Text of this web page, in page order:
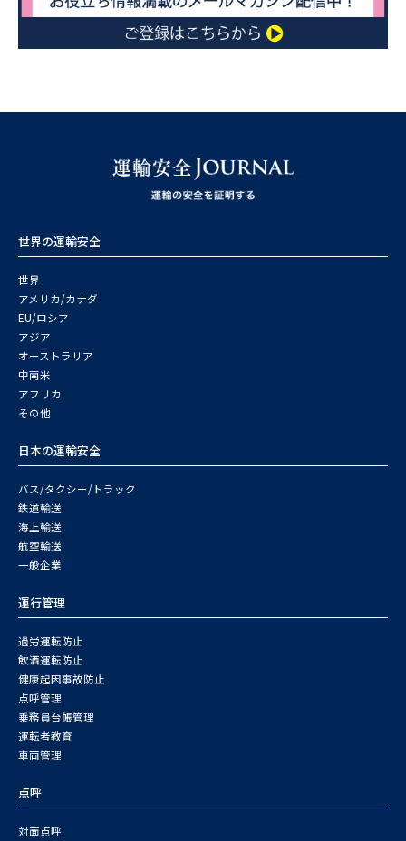
世界の運輸安全
世界
アメリカ/カナダ
EU/ロシア
アジア
オーストラリア
中南米
アフリカ
その他
日本の運輸安全
バス/タクシー/トラック
鉄道輸送
海上輸送
航空輸送
一般企業
運行管理
過労運転防止
飲酒運転防止
健康起因事故防止
点呼管理
乗務員台帳管理
運転者教育
車両管理
点呼
対面点呼